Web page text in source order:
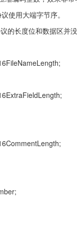
使用大端字节序。
的长度位和数据区并